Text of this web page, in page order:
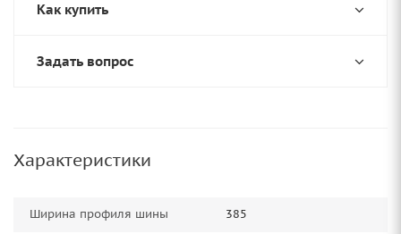
Как купить
Задать вопрос
Характеристики
Ширина профиля шины 385